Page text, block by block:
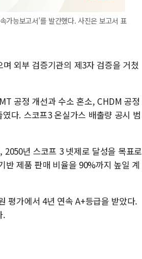
가능보고서'를 발간했다. 사진은 보고서 표
외부 검증기관의 제3자 검증을 거쳤
공정 개선과 수소 혼소, CHDM 공정
다. 스코프3 온실가스 배출량 공시 범
년 스코프 3 넷제로 달성을 목표로
반 제품 판매 비율을 90%까지 높일 계
평가에서 4년 연속 A+등급을 받았다.
.